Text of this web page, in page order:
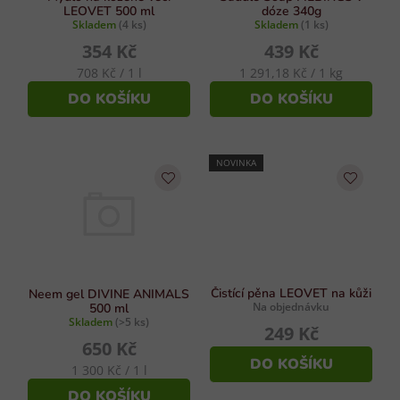
ů
LEOVET 500 ml
Skladem (4 ks)
354 Kč
Měrná
cena:
708 Kč / 1 l
DO KOŠÍKU
dóze 340g
Skladem (1 ks)
439 Kč
Měrná
cena:
1 291,18 Kč / 1 kg
DO KOŠÍKU
Neem gel DIVINE ANIMALS
500 ml
Skladem (>5 ks)
650 Kč
Měrná
1 300 Kč / 1 l
DO KOŠÍKU
NOVINKA
Čistící pěna LEOVET na kůži
Na objednávku
249 Kč
DO KOŠÍKU